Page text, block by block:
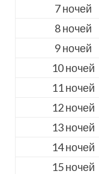
7 ночей
8 ночей
9 ночей
10 ночей
11 ночей
12 ночей
13 ночей
14 ночей
15 ночей